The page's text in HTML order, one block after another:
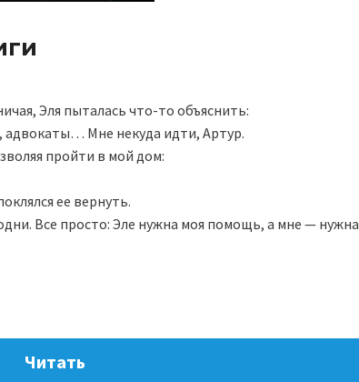
Эля пыталась что-то объяснить:
Мне некуда идти, Артур.
пройти в мой дом:
ее вернуть.
Все просто: Эле нужна моя помощь, а мне — нужна
Читать